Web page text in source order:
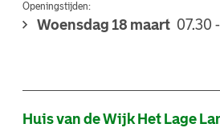
Openingstijden:
Woensdag 18 maart 07.30
Huis van de Wijk Het Lage